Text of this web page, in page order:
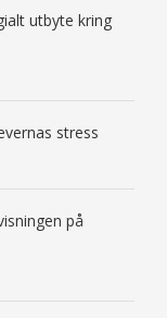
utbyte kring
stress
på